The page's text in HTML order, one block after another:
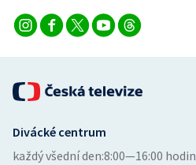
Divácké centrum
každý všední den:8:00—16:00 hodin